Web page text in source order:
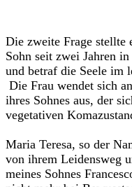
Die zweite Frage stellte
Sohn seit zwei Jahren
und betraf die Seele im
Die Frau wendet sich
ihres Sohnes aus, der
vegetativen
Maria Teresa, so der
von ihrem Leidensweg
meines Sohnes